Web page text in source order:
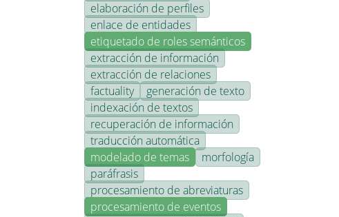
elaboración de perfiles
enlace de entidades
etiquetado de roles semánticos
extracción de información
extracción de relaciones
factuality
generación de texto
indexación de textos
recuperación de información
traducción automática
modelado de temas
morfología
paráfrasis
procesamiento de abreviaturas
procesamiento de eventos